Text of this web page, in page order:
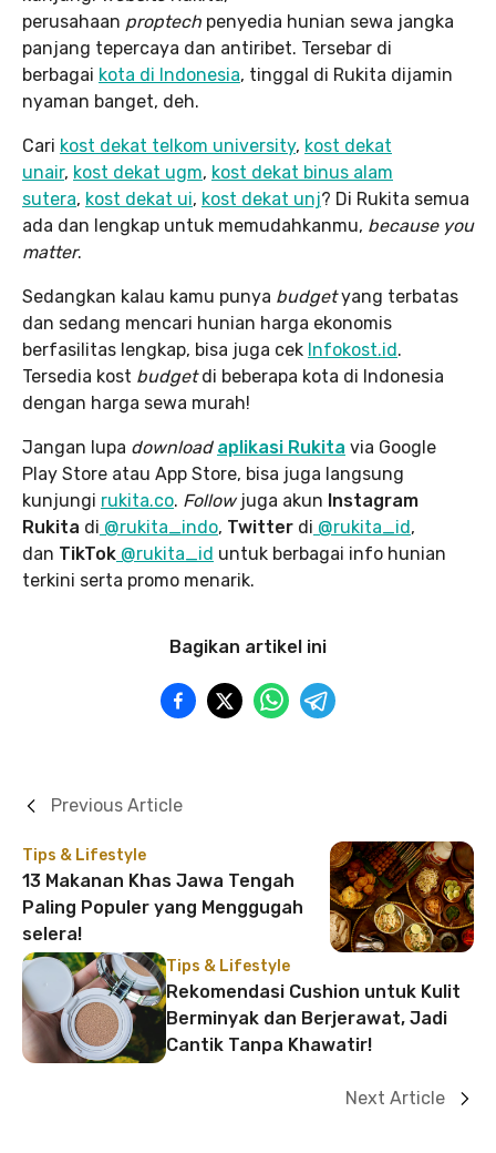
perusahaan proptech penyedia hunian sewa jangka
panjang tepercaya dan antiribet. Tersebar di
berbagai kota di Indonesia, tinggal di Rukita dijamin
nyaman banget, deh.
Cari kost dekat telkom university, kost dekat
unair, kost dekat ugm, kost dekat binus alam
sutera, kost dekat ui, kost dekat unj? Di Rukita semua
ada dan lengkap untuk memudahkanmu, because you
matter.
Sedangkan kalau kamu punya budgetyang terbatas
dan sedang mencari hunian harga ekonomis
berfasilitas lengkap, bisa juga cek Infokost.id.
Tersedia kost budgetdi beberapa kota di Indonesia
dengan harga sewa murah!
Jangan lupa download aplikasi Rukita via Google
Play Store atau App Store, bisa juga langsung
kunjungi rukita.co. Followjuga akun Instagram
Rukita di @rukita_indo, Twitter di @rukita_id,
dan TikTok @rukita_id untuk berbagai info hunian
terkini serta promo menarik.
Bagikan artikel ini
Tips & Lifestyle
13 Makanan Khas Jawa Tengah
Paling Populer yang Menggugah
selera!
Previous Article
Tips & Lifestyle
Rekomendasi Cushion untuk Kulit
Berminyak dan Berjerawat, Jadi
Cantik Tanpa Khawatir!
Next Article